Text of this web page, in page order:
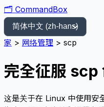
🗂️ CommandBox
家 > 网络管理 > scp
完全征服 scp
这是关于在 Linux 中使用安